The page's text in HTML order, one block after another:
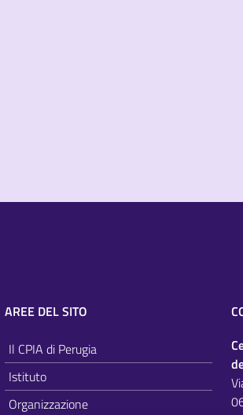
AREE DEL SITO
Il CPIA di Perugia
Istituto
Organizzazione